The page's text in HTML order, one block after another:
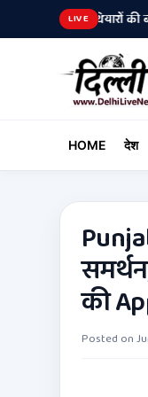
LIVE
ने हथियारों की बड़ी
HOME देश
की
Posted on